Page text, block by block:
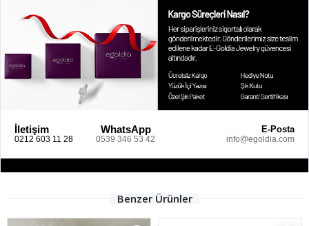
İletişim
0212 603 11 28
WhatsApp
0539 346 53 42
E-Posta
info@egoldia.com
Benzer Ürünler